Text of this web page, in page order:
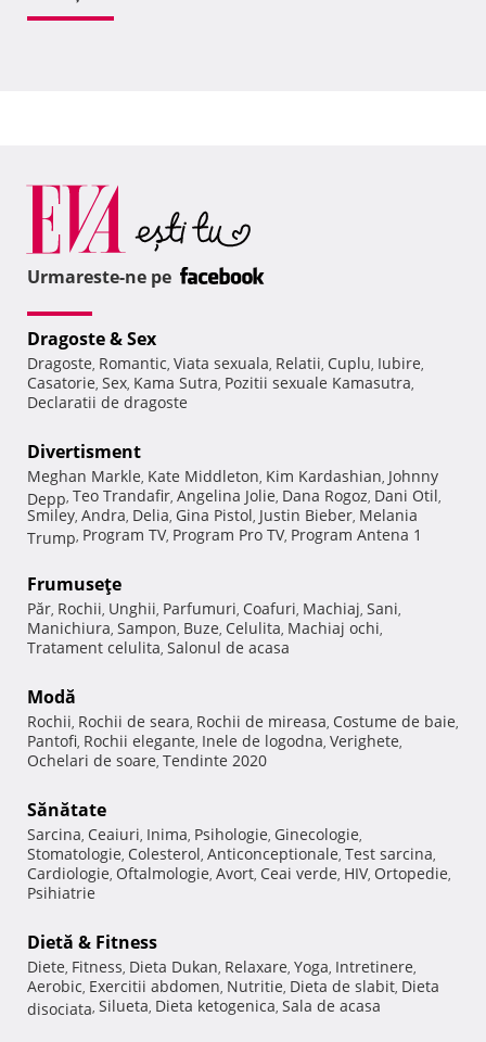
Urmareste-ne pe
Dragoste & Sex
Dragoste, Romantic, Viata sexuala, Relatii, Cuplu, Iubire,
Casatorie, Sex, Kama Sutra, Pozitii sexuale Kamasutra,
Declaratii de dragoste
Divertisment
Meghan Markle, Kate Middleton, Kim Kardashian, Johnny
Depp, Teo Trandafir, Angelina Jolie, Dana Rogoz, Dani Otil,
Smiley, Andra, Delia, Gina Pistol, Justin Bieber, Melania
Trump, Program TV, Program Pro TV, Program Antena 1
Frumuseţe
Păr, Rochii, Unghii, Parfumuri, Coafuri, Machiaj, Sani,
Manichiura, Sampon, Buze, Celulita, Machiaj ochi,
Tratament celulita, Salonul de acasa
Modă
Rochii, Rochii de seara, Rochii de mireasa, Costume de baie,
Pantofi, Rochii elegante, Inele de logodna, Verighete,
Ochelari de soare, Tendinte 2020
Sănătate
Sarcina, Ceaiuri, Inima, Psihologie, Ginecologie,
Stomatologie, Colesterol, Anticonceptionale, Test sarcina,
Cardiologie, Oftalmologie, Avort, Ceai verde, HIV, Ortopedie,
Psihiatrie
Dietă & Fitness
Diete, Fitness, Dieta Dukan, Relaxare, Yoga, Intretinere,
Aerobic, Exercitii abdomen, Nutritie, Dieta de slabit, Dieta
disociata, Silueta, Dieta ketogenica, Sala de acasa